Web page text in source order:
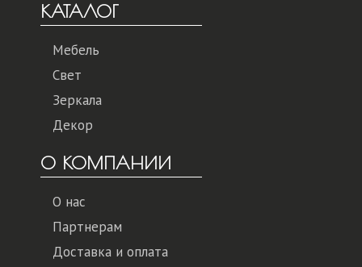
КАТАЛОГ
Мебель
Свет
Зеркала
Декор
О КОМПАНИИ
О нас
Партнерам
Доставка и оплата